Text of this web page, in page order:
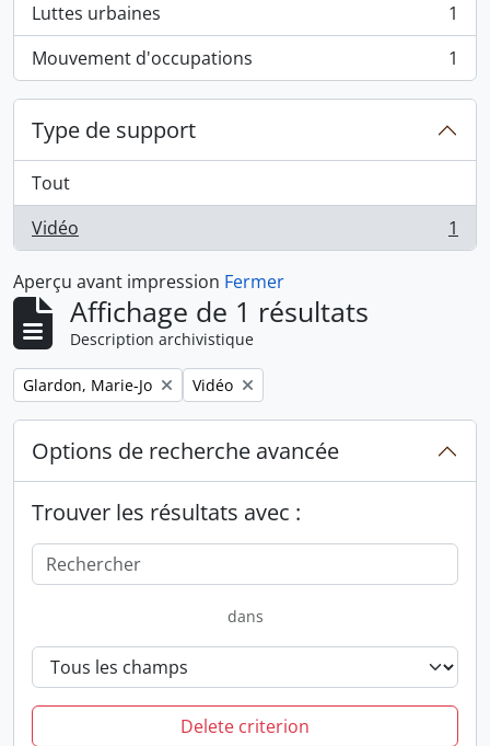
Luttes urbaines
, 1 résultats
1
Mouvement d'occupations
, 1 résultats 1
Type de support
Tout
Vidéo
, 1 résultats 1
Aperçu avant impression Fermer
Affichage de 1 résultats
Description archivistique
Remove filter:
Glardon, Marie-Jo Remove filter:
Vidéo
Options de recherche avancée
Trouver les résultats avec :
dans
Delete criterion